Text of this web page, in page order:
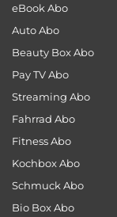
eBook Abo
Auto Abo
Beauty Box Abo
Pay TV Abo
Streaming Abo
Fahrrad Abo
Fitness Abo
Kochbox Abo
Schmuck Abo
Bio Box Abo